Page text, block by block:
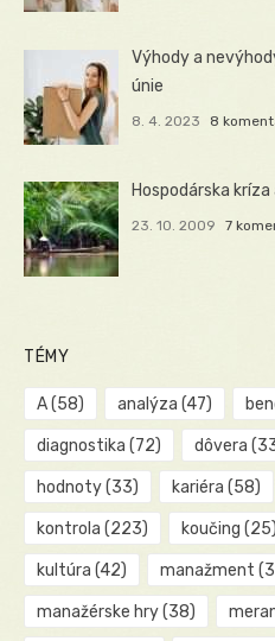
Výhody a
únie
8. 4. 2023 8
Hospodárska
23. 10. 2009 7
TÉMY
A(58) analýza (47)
diagnostika (72) dôvera
hodnoty(33) kariéra (58)
kontrola (223) koučing (25)
kultúra (42) manažment
manažérske hry(38)